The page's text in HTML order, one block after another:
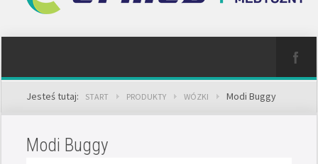
Jesteś tutaj: START PRODUKTY WÓZKI Modi Buggy
Modi Buggy